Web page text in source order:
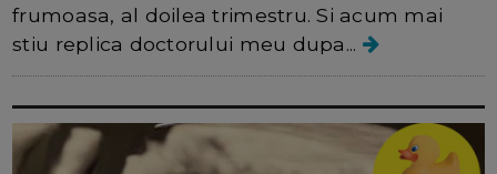
frumoasa, al doilea trimestru. Si acum mai
stiu replica doctorului meu dupa...